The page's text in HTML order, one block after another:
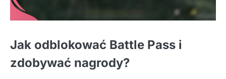
Jak odblokować Battle Pass i
zdobywać nagrody?